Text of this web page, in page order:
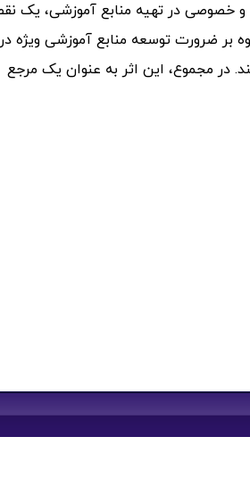
و خصوصی در تهیه منابع آموزشی، یک
ضرورت توسعه منابع آموزشی ویژه
در مجموع، این اثر به عنوان یک مرجع